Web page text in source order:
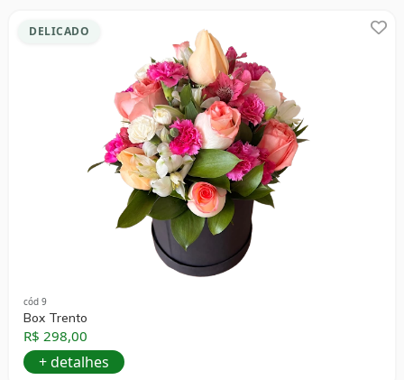
DELICADO
cód 9
Box Trento
R$ 298,00
+ detalhes